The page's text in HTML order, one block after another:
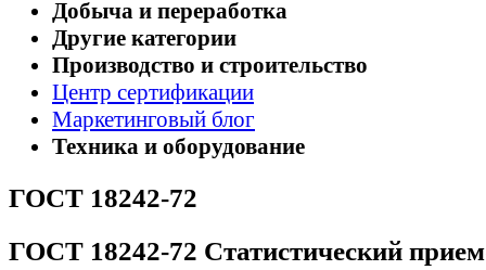
Добыча и переработка
Другие категории
Производство и строительство
Центр сертификации
Маркетинговый блог
Техника и оборудование
ГОСТ 18242-72
ГОСТ 18242-72 Статистический